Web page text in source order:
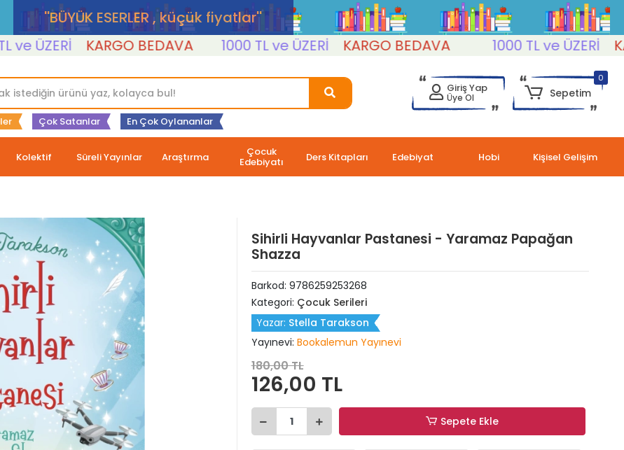
''BÜYÜK ESERLER , küçük fiyatlar''
KARGO BEDAVA 1000 TL ve ÜZERİ KARGO BEDAVA 1000 TL ve ÜZERİ
Çok Satanlar En Çok Oylananlar
Giriş Yap
Üye Ol
0
Sepetim
Kolektif Süreli Yayınlar Araştırma Çocuk
Edebiyatı Ders Kitapları Edebiyat Hobi Kişisel Gelişim
Sihirli Hayvanlar Pastanesi - Yaramaz Papağan
Shazza
Barkod: 9786259253268
Kategori: Çocuk Serileri
Yazar: Stella Tarakson
Yayınevi: Bookalemun Yayınevi
180,00 TL
126,00 TL
Sepete Ekle